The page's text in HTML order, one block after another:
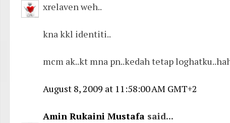
xrelaven weh..
kna kkl identiti..
mcm ak..kt mna pn..kedah tetap
August 8, 2009 at 11:58:00 AM GMT+2
Amin Rukaini Mustafa said...